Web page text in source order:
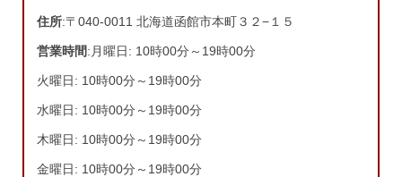
住所:〒040-0011 北海道函館市本町３２−１５
営業時間:月曜日: 10時00分～19時00分
火曜日: 10時00分～19時00分
水曜日: 10時00分～19時00分
木曜日: 10時00分～19時00分
金曜日: 10時00分～19時00分